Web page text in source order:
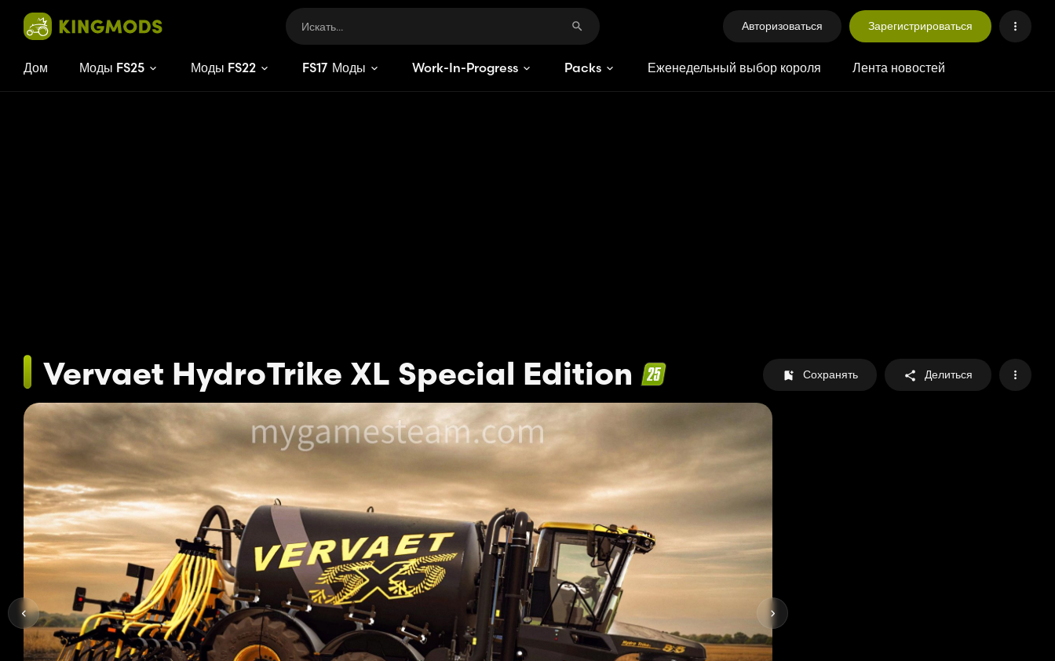
Авторизоваться Зарегистрироваться
Дом Моды FS25 Моды FS22 FS17 Моды Work-In-Progress Packs Еженедельный выбор короля Лента новостей
Vervaet HydroTrike XL Special Edition Сохранять Делиться